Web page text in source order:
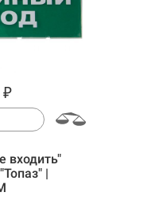
₽
входить"
|